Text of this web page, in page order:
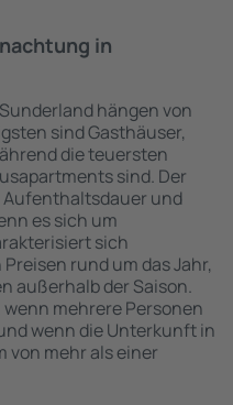
in
hängen von
sind Gasthäuser,
die teuersten
sind. Der
und
es sich um
sich
rund um das Jahr,
außerhalb der Saison.
mehrere Personen
wenn die Unterkunft in
von mehr als einer